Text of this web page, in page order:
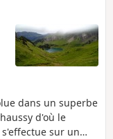
dans un superbe
d'où le
sur un